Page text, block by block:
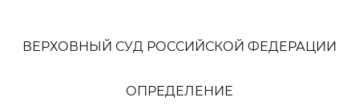
ВЕРХОВНЫЙ СУД РОССИЙСКОЙ ФЕДЕРАЦИИ
ОПРЕДЕЛЕНИЕ